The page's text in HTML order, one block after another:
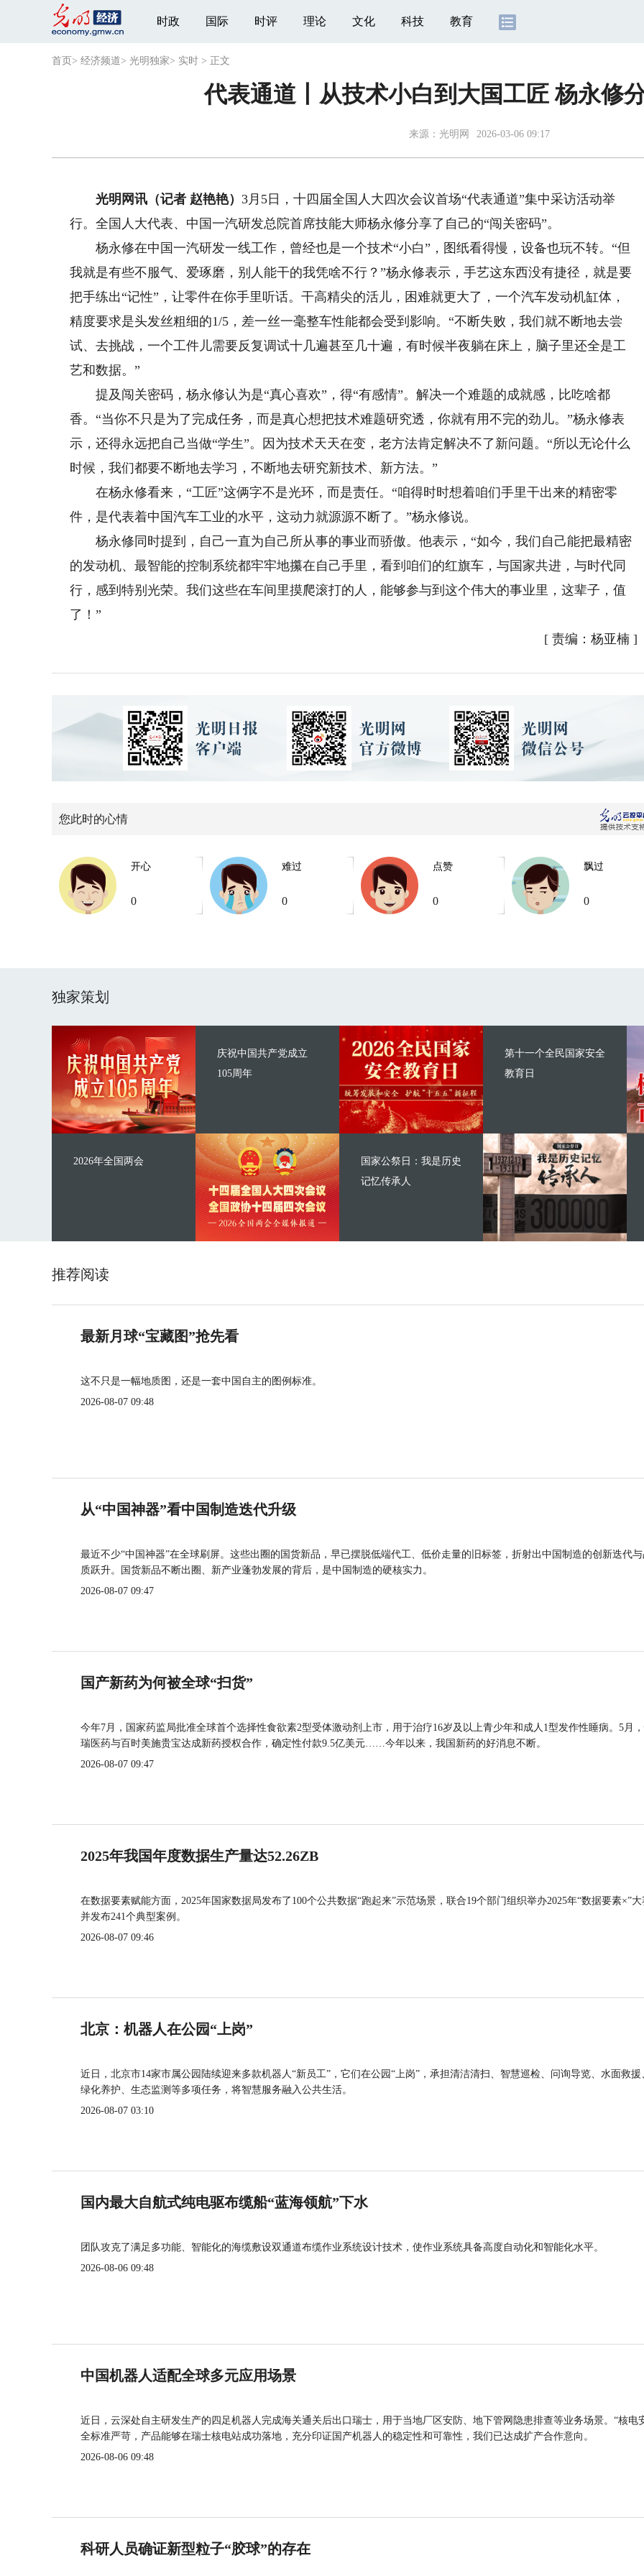
时政 国际 时评 理论 文化 科技 教育
首页 > 经济频道> 光明独家> 实时 > 正文
代表通道丨从技术小白到大国工匠 杨永修
来源： 光明网 2026-03-06 09:17
光明网讯（记者 赵艳艳）3月5日，十四届全国人大四次会议首场“代表通道”集中采访活动举
行。全国人大代表、中国一汽研发总院首席技能大师杨永修分享了自己的“闯关密码”。
杨永修在中国一汽研发一线工作，曾经也是一个技术“小白”，图纸看得慢，设备也玩不转。“但
我就是有些不服气、爱琢磨，别人能干的我凭啥不行？”杨永修表示，手艺这东西没有捷径，就是要
把手练出“记性”，让零件在你手里听话。干高精尖的活儿，困难就更大了，一个汽车发动机缸体，
精度要求是头发丝粗细的1/5，差一丝一毫整车性能都会受到影响。“不断失败，我们就不断地去尝
试、去挑战，一个工件儿需要反复调试十几遍甚至几十遍，有时候半夜躺在床上，脑子里还全是工
艺和数据。”
提及闯关密码，杨永修认为是“真心喜欢”，得“有感情”。解决一个难题的成就感，比吃啥都
香。“当你不只是为了完成任务，而是真心想把技术难题研究透，你就有用不完的劲儿。”杨永修表
示，还得永远把自己当做“学生”。因为技术天天在变，老方法肯定解决不了新问题。“所以无论什么
时候，我们都要不断地去学习，不断地去研究新技术、新方法。”
在杨永修看来，“工匠”这俩字不是光环，而是责任。“咱得时时想着咱们手里干出来的精密零
件，是代表着中国汽车工业的水平，这动力就源源不断了。”杨永修说。
杨永修同时提到，自己一直为自己所从事的事业而骄傲。他表示，“如今，我们自己能把最精密
的发动机、最智能的控制系统都牢牢地攥在自己手里，看到咱们的红旗车，与国家共进，与时代同
行，感到特别光荣。我们这些在车间里摸爬滚打的人，能够参与到这个伟大的事业里，这辈子，值
了！”
[ 责编：杨亚楠 ]
您此时的心情
开心
0
难过
0
点赞
0
飘过
0
独家策划
庆祝中国共产党成立
105周年
2026年全国两会
第十一个全民国家安全
教育日
国家公祭日：我是历史
记忆传承人
推荐阅读
最新月球“宝藏图”抢先看
这不只是一幅地质图，还是一套中国自主的图例标准。
2026-08-07 09:48
从“中国神器”看中国制造迭代升级
最近不少“中国神器”在全球刷屏。这些出圈的国货新品，早已摆脱低端代工、低价走量的旧标签，折射出中国制造的创新迭代
质跃升。国货新品不断出圈、新产业蓬勃发展的背后，是中国制造的硬核实力。
2026-08-07 09:47
国产新药为何被全球“扫货”
今年7月，国家药监局批准全球首个选择性食欲素2型受体激动剂上市，用于治疗16岁及以上青少年和成人1型发作性睡病。5月
瑞医药与百时美施贵宝达成新药授权合作，确定性付款9.5亿美元……今年以来，我国新药的好消息不断。
2026-08-07 09:47
2025年我国年度数据生产量达52.26ZB
在数据要素赋能方面，2025年国家数据局发布了100个公共数据“跑起来”示范场景，联合19个部门组织举办2025年“数据要素×”大
并发布241个典型案例。
2026-08-07 09:46
北京：机器人在公园“上岗”
近日，北京市14家市属公园陆续迎来多款机器人“新员工”，它们在公园“上岗”，承担清洁清扫、智慧巡检、问询导览、水面救援
绿化养护、生态监测等多项任务，将智慧服务融入公共生活。
2026-08-07 03:10
国内最大自航式纯电驱布缆船“蓝海领航”下水
团队攻克了满足多功能、智能化的海缆敷设双通道布缆作业系统设计技术，使作业系统具备高度自动化和智能化水平。
2026-08-06 09:48
中国机器人适配全球多元应用场景
近日，云深处自主研发生产的四足机器人完成海关通关后出口瑞士，用于当地厂区安防、地下管网隐患排查等业务场景。“核电
全标准严苛，产品能够在瑞士核电站成功落地，充分印证国产机器人的稳定性和可靠性，我们已达成扩产合作意向。
2026-08-06 09:48
科研人员确证新型粒子“胶球”的存在